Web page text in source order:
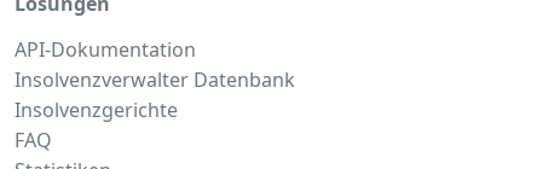
API-Dokumentation
Insolvenzverwalter Datenbank
Insolvenzgerichte
FAQ